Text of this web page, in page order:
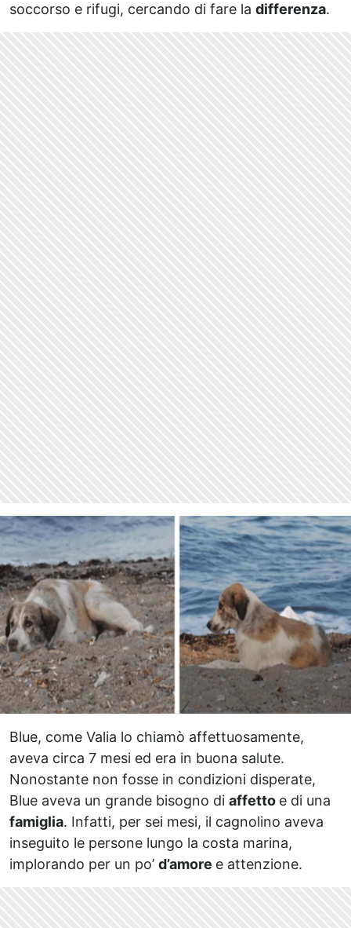
soccorso e rifugi, cercando di fare la differenza.
Blue, come Valia lo chiamò affettuosamente,
aveva circa 7 mesi ed era in buona salute.
Nonostante non fosse in condizioni disperate,
Blue aveva un grande bisogno di affetto e di una
famiglia. Infatti, per sei mesi, il cagnolino aveva
inseguito le persone lungo la costa marina,
implorando per un po’ d’amore e attenzione.